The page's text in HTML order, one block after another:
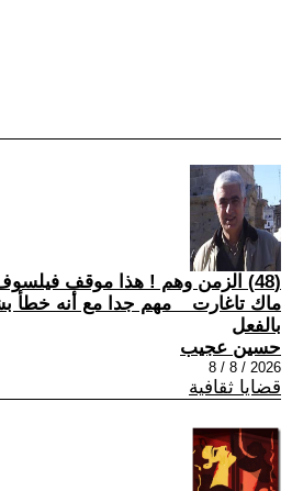
(48) الزمن وهم ! هذا موقف
ماك تاغارت _ مهم جدا مع أنه خطأ
بالفعل
حسين عجيب
2026 / 8 / 8
قضايا ثقافية